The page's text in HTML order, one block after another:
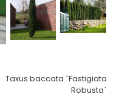
Taxus baccata ´Fastigiata
Robusta´